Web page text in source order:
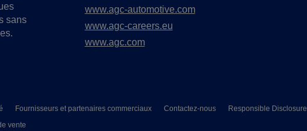
sans
www.agc-automotive.com
www.agc-careers.eu
www.agc.com
Fournisseurs et partenaires commerciaux Contactez-nous
Responsible Disclosure
vente